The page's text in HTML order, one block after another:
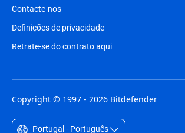
Contacte-nos
Definições de privacidade
Retrate-se do contrato aqui
Copyright © 1997 - 2026 Bitdefender
Portugal - Português